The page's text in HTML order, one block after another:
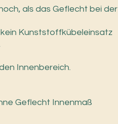
als das Geflecht bei der
Kunststoffkübeleinsatz
Innenbereich.
Geflecht Innenmaß